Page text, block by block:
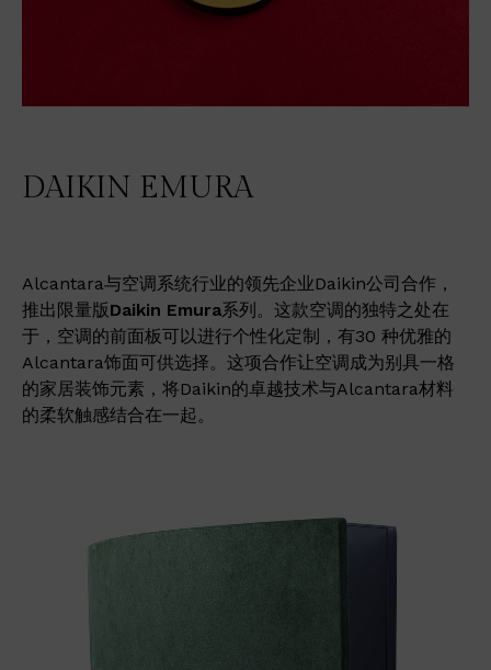
DAIKIN EMURA
Alcantara与空调系统行业的领先企业Daikin公司合作，
推出限量版Daikin Emura系列。这款空调的独特之处在
于，空调的前面板可以进行个性化定制，有30 种优雅的
Alcantara饰面可供选择。这项合作让空调成为别具一格
的家居装饰元素，将Daikin的卓越技术与Alcantara材料
的柔软触感结合在一起。